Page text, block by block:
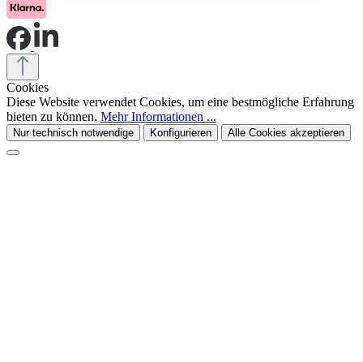
Cookies
Diese Website verwendet Cookies, um eine bestmögliche Erfahrung
bieten zu können. Mehr Informationen ...
Nur technisch notwendige Konfigurieren Alle Cookies akzeptieren